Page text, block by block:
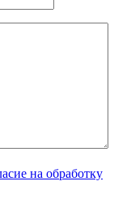
на обработку